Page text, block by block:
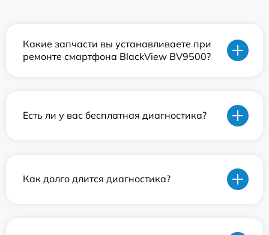
Какие запчасти вы устанавливаете при
ремонте смартфона BlackView BV9500?
Есть ли у вас бесплатная диагностика?
Как долго длится диагностика?